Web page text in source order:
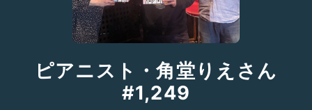
ピアニスト・角堂りえさん
#1,249